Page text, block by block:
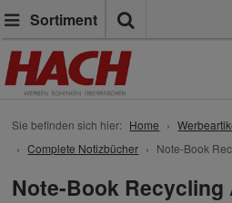
Sortiment
Sie befinden sich hier: Home
Complete Notizbücher
Note-Book
Note-Book Recycling